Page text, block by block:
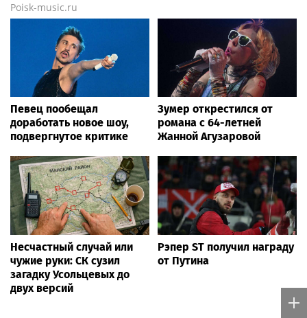
Poisk-music.ru
Певец пообещал
доработать новое шоу,
подвергнутое критике
Зумер открестился от
романа с 64-летней
Жанной Агузаровой
Несчастный случай или
чужие руки: СК сузил
загадку Усольцевых до
двух версий
Рэпер ST получил награду
от Путина